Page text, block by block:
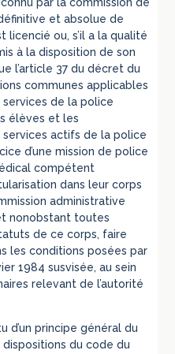
et absolue de
ou, s’il a la qualité
à la disposition de son
l’article 37 du décret du
communes applicables
de la police
élèves et les
actifs de la police
d’une mission de police
compétent
dans leur corps
administrative
nonobstant toutes
de ce corps, faire
les conditions posées par
1984 susvisée, au sein
relevant de l’autorité
d’un principe général du
du code du